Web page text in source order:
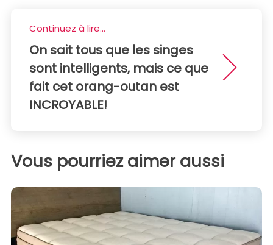
Continuez à lire...
On sait tous que les singes
sont intelligents, mais ce que
fait cet orang-outan est
INCROYABLE!
Vous pourriez aimer aussi